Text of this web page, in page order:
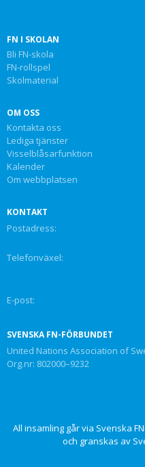
FN I SKOLAN
Bli FN-skola
FN-rollspel
Skolmaterial
OM OSS
Kontakta oss
Lediga tjänster
Visselblåsarfunktion
Kalender
Om webbplatsen
KONTAKT
Postadress:
Telefonväxel:
E-post:
SVENSKA FN-FÖRBUNDET
United Nations Association of
Org.nr: 802000–9232
All insamling går via Svenska
och granskas av